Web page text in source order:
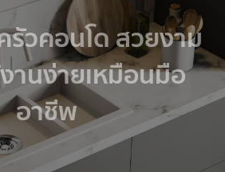
รัวคอนโด สวยงาม
านง่ายเหมือนมือ
อาชีพ